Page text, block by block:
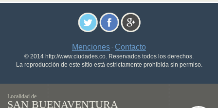
Menciones - Contacto
© 2014 http://www.ciudades.co. Reservados todos los derechos.
La reproducción de este sitio está estrictamente prohibida sin permiso.
Localidad de
SAN BUENAVENTURA